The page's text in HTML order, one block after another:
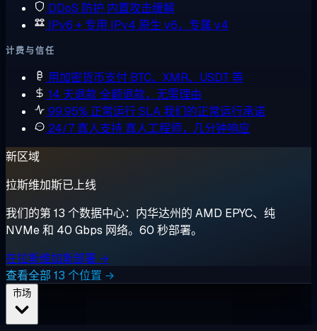
DDoS 防护 内置攻击缓解
IPv6 + 专用 IPv4 原生 v6，专属 v4
计费与信任
用加密货币支付 BTC、XMR、USDT 等
14 天退款全额退款，无需理由
99.95% 正常运行 SLA我们的正常运行承诺
24/7 真人支持 真人工程师，几分钟响应
新区域
拉斯维加斯已上线
我们的第 13 个数据中心：内华达州的 AMD EPYC、纯
NVMe 和 40 Gbps 网络。60 秒部署。
在拉斯维加斯部署 →
查看全部 13 个位置 →